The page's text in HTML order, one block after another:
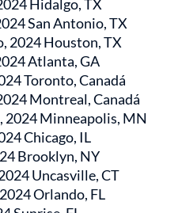
Hidalgo, TX
San Antonio, TX
2024 Houston, TX
Atlanta, GA
Toronto, Canadá
Montreal, Canadá
2024 Minneapolis, MN
Chicago, IL
Brooklyn, NY
Uncasville, CT
Orlando, FL